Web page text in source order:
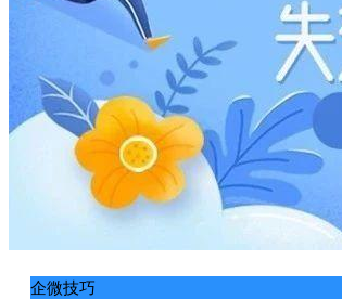
企微技巧